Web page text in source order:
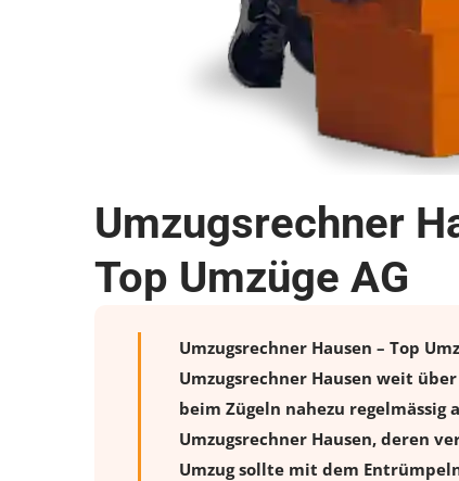
Umzugsrechner
Top Umzüge AG
Umzugsrechner Hausen – Top
Umzugsrechner Hausen weit
beim Zügeln nahezu
Umzugsrechner Hausen, deren
Umzug sollte mit dem